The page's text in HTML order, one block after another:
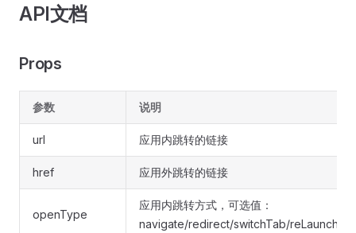
API文档
Props
参数 说明
url 应用内跳转的链接
href 应用外跳转的链接
openType
应用内跳转方式，可选值：
navigate/redirect/switchTab/reLaunch/